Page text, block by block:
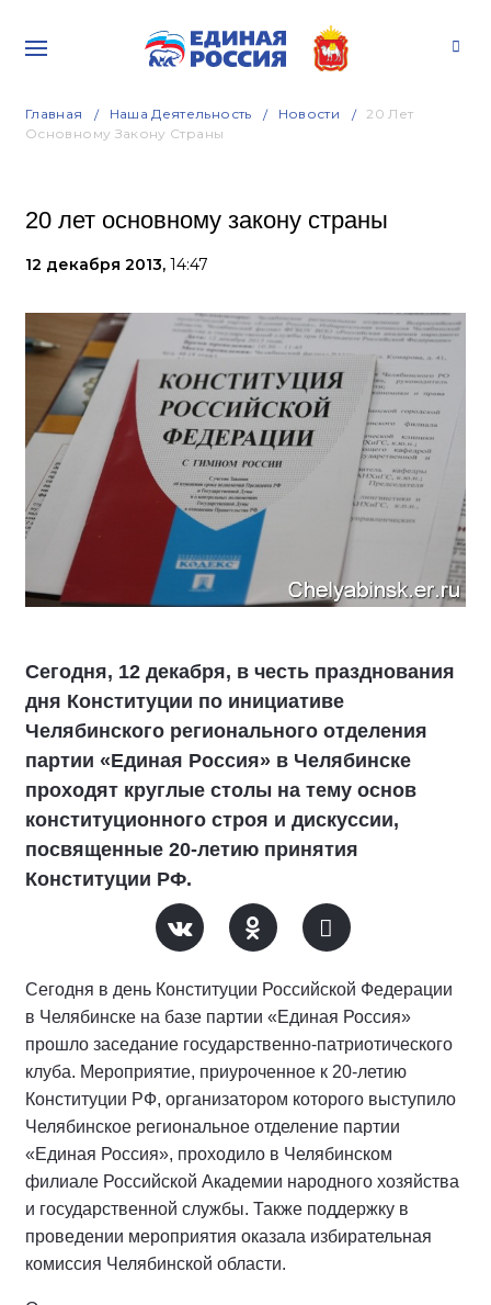
Главная Наша Деятельность Новости
20 Лет
Основному Закону Страны
20 лет основному закону страны
12 декабря 2013, 14:47
Сегодня, 12 декабря, в честь празднования
дня Конституции по инициативе
Челябинского регионального отделения
партии «Единая Россия» в Челябинске
проходят круглые столы на тему основ
конституционного строя и дискуссии,
посвященные 20-летию принятия
Конституции РФ.
Сегодня в день Конституции Российской Федерации
в Челябинске на базе партии «Единая Россия»
прошло заседание государственно-патриотического
клуба. Мероприятие, приуроченное к 20-летию
Конституции РФ, организатором которого выступило
Челябинское региональное отделение партии
«Единая Россия», проходило в Челябинском
филиале Российской Академии народного хозяйства
и государственной службы. Также поддержку в
проведении мероприятия оказала избирательная
комиссия Челябинской области.